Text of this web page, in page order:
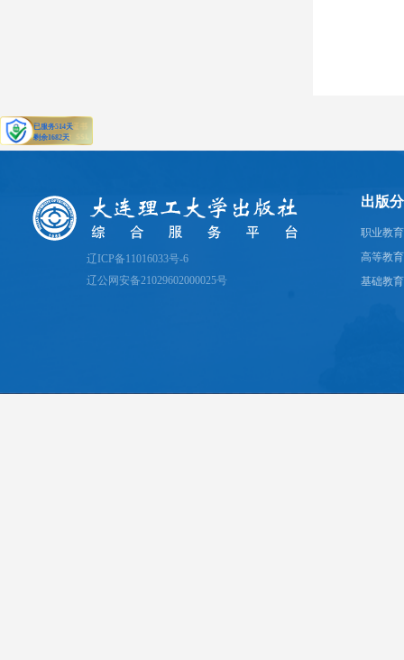
辽ICP备11016033号-6
辽公网安备21029602000025号
出版
职业教
高等教
基础教